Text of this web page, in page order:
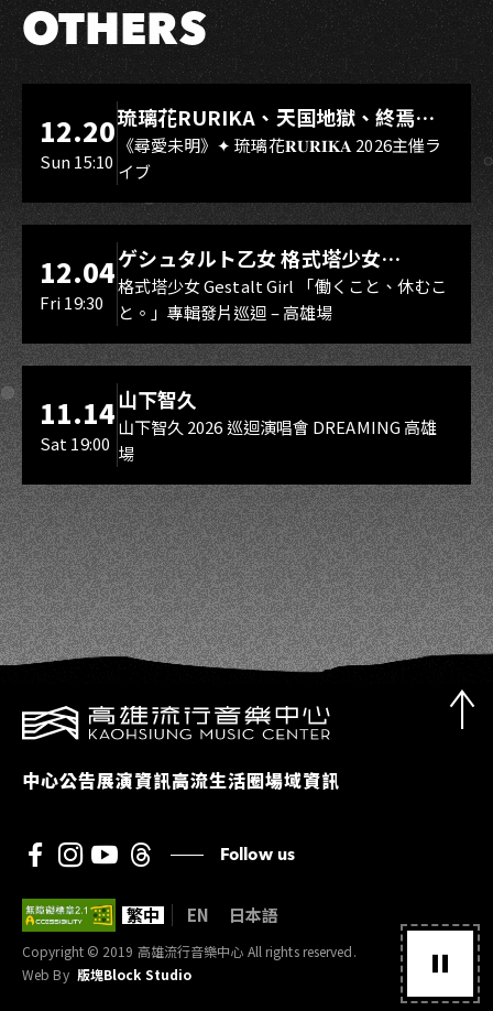
OTHERS
LIVE WAREHOUSE 小庫
12.20
Sun 15:10
琉璃花RURIKA、天国地獄、終焉
Rebirth、DUALIA、無我夢中、花奏
スマイル（O.A.）
《尋愛未明》✦ 琉璃花𝐑𝐔𝐑𝐈𝐊𝐀 2026主催ラ
イブ
LIVE WAREHOUSE 小庫
12.04
Fri 19:30
ゲシュタルト乙女 格式塔少女
Gestalt Girl
格式塔少女 Gestalt Girl 「働くこと、休むこ
と。」專輯發片巡迴 – 高雄場
11.14
Sat 19:00
山下智久
山下智久 2026 巡迴演唱會 DREAMING 高雄
場
中心公告展演資訊高流生活圈場域資訊
Follow us
Copyright © 2019 高雄流行音樂中心 All rights reserved.
Web By 版塊Block Studio
繁中 EN 日本語